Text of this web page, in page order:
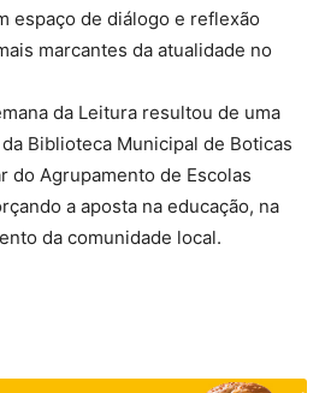
espaço de diálogo e reflexão
marcantes da atualidade no
da Leitura resultou de uma
Biblioteca Municipal de Boticas
do Agrupamento de Escolas
a aposta na educação, na
da comunidade local.